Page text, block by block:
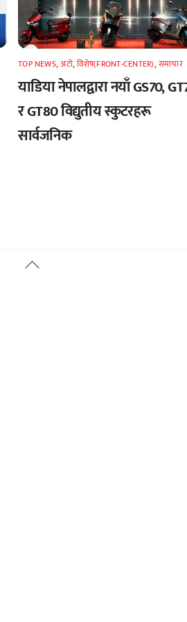
TOP NEWS,अटाे,विशेष(FRONT-CENTER),समाचार
याडिया नेपालद्वारा नयाँ GS70,
र GT80 विद्युतीय स्कुटरहरू
सार्वजनिक
Back